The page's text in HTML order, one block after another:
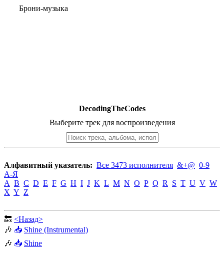
Брони-музыка
DecodingTheCodes
Выберите трек для воспроизведения
Алфавитный указатель: Все 3473 исполнителя &+@ 0-9
А-Я
A B C D E F G H I J K L M N O P Q R S T U V W
X Y Z
🔙 <Назад>
🎶 📥 Shine (Instrumental)
🎶 📥 Shine